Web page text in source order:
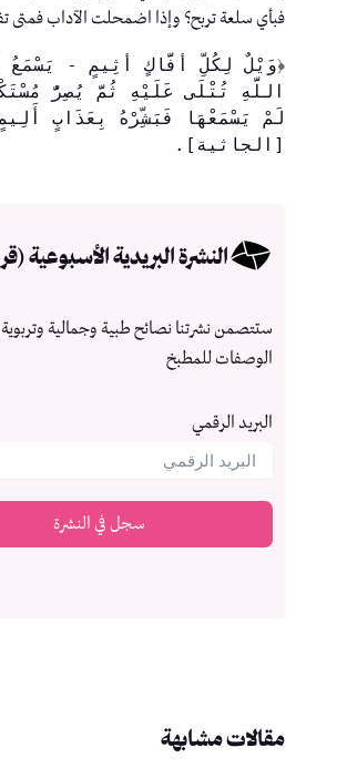
فبأي سلعة تربح؟ وإذا اضمحلت الآداب فمتى
[الجاثية].
النشرة البريدية الأسبوعية
ستتصمن نشرتنا نصائح طبية وجمالية
الوصفات للمطبخ
البريد الرقمي
سجل في النشرة
مقالات مشابهة